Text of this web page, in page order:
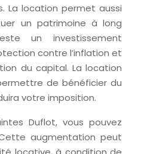
La location permet aussi
un patrimoine à long
un investissement
contre l’inflation et
du capital. La location
de bénéficier du
votre imposition.
Duflot, vous pouvez
augmentation peut